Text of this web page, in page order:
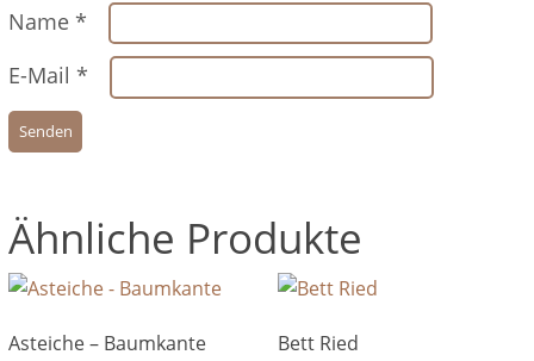
Name *
E-Mail *
Ähnliche Produkte
Asteiche – Baumkante Bett Ried